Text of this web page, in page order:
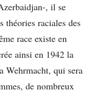
, il se
théories raciales des
race existe en
ainsi en 1942 la
Wehrmacht, qui sera
de nombreux